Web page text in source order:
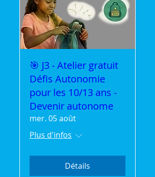
🎯 J3 - Atelier gratuit
Défis Autonomie
pour les 10/13 ans -
Devenir autonome
mer. 05 août
Plus d'infos
Détails